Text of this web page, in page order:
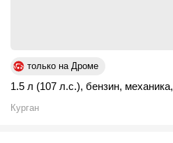
только на Дроме
1.5 л (107 л.с.), бензин, механика,
Курган